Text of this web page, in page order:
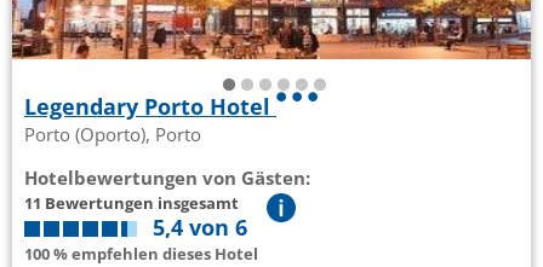
Legendary Porto Hotel
Porto (Oporto), Porto
Hotelbewertungen von Gästen:
11 Bewertungen insgesamt
5,4 von 6
100 % empfehlen dieses Hotel